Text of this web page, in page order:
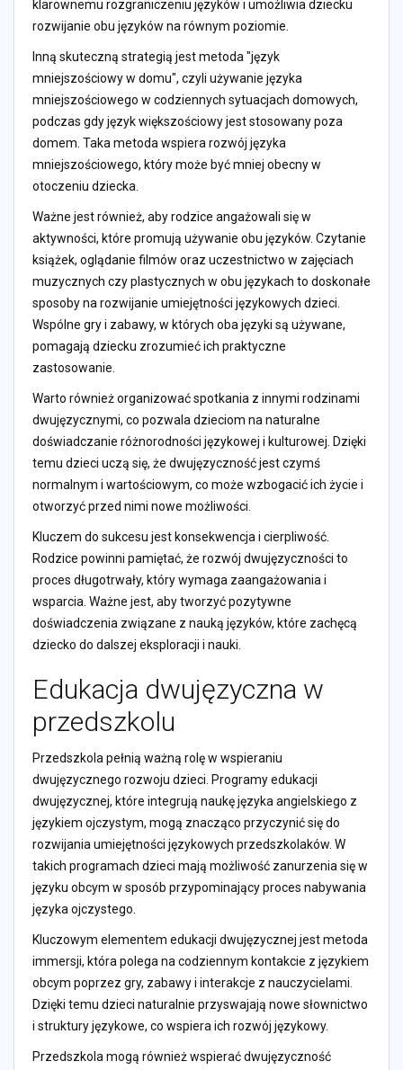
klarownemu rozgraniczeniu języków i umożliwia dziecku
rozwijanie obu języków na równym poziomie.
Inną skuteczną strategią jest metoda "język
mniejszościowy w domu", czyli używanie języka
mniejszościowego w codziennych sytuacjach domowych,
podczas gdy język większościowy jest stosowany poza
domem. Taka metoda wspiera rozwój języka
mniejszościowego, który może być mniej obecny w
otoczeniu dziecka.
Ważne jest również, aby rodzice angażowali się w
aktywności, które promują używanie obu języków. Czytanie
książek, oglądanie filmów oraz uczestnictwo w zajęciach
muzycznych czy plastycznych w obu językach to doskonałe
sposoby na rozwijanie umiejętności językowych dzieci.
Wspólne gry i zabawy, w których oba języki są używane,
pomagają dziecku zrozumieć ich praktyczne
zastosowanie.
Warto również organizować spotkania z innymi rodzinami
dwujęzycznymi, co pozwala dzieciom na naturalne
doświadczanie różnorodności językowej i kulturowej. Dzięki
temu dzieci uczą się, że dwujęzyczność jest czymś
normalnym i wartościowym, co może wzbogacić ich życie i
otworzyć przed nimi nowe możliwości.
Kluczem do sukcesu jest konsekwencja i cierpliwość.
Rodzice powinni pamiętać, że rozwój dwujęzyczności to
proces długotrwały, który wymaga zaangażowania i
wsparcia. Ważne jest, aby tworzyć pozytywne
doświadczenia związane z nauką języków, które zachęcą
dziecko do dalszej eksploracji i nauki.
Edukacja dwujęzyczna w
przedszkolu
Przedszkola pełnią ważną rolę w wspieraniu
dwujęzycznego rozwoju dzieci. Programy edukacji
dwujęzycznej, które integrują naukę języka angielskiego z
językiem ojczystym, mogą znacząco przyczynić się do
rozwijania umiejętności językowych przedszkolaków. W
takich programach dzieci mają możliwość zanurzenia się w
języku obcym w sposób przypominający proces nabywania
języka ojczystego.
Kluczowym elementem edukacji dwujęzycznej jest metoda
immersji, która polega na codziennym kontakcie z językiem
obcym poprzez gry, zabawy i interakcje z nauczycielami.
Dzięki temu dzieci naturalnie przyswajają nowe słownictwo
i struktury językowe, co wspiera ich rozwój językowy.
Przedszkola mogą również wspierać dwujęzyczność